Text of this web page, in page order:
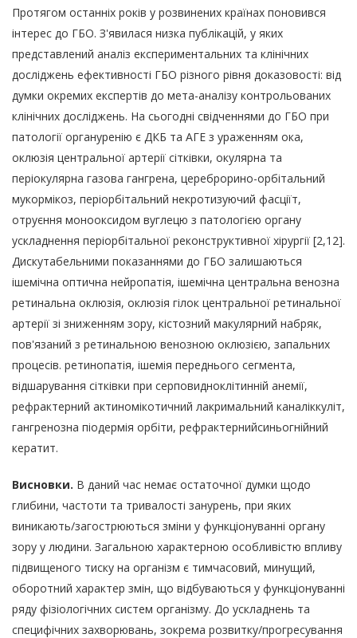
Протягом останніх років у розвинених країнах поновився
інтерес до ГБО. З'явилася низка публікацій, у яких
представлений аналіз експериментальних та клінічних
досліджень ефективності ГБО різного рівня доказовості: від
думки окремих експертів до мета-аналізу контрольованих
клінічних досліджень. На сьогодні свідченнями до ГБО при
патології органуренію є ДКБ та АГЕ з ураженням ока,
оклюзія центральної артерії сітківки, окулярна та
періокулярна газова гангрена, цереброрино-орбітальний
мукормікоз, періорбітальний некротизуючий фасціїт,
отруєння монооксидом вуглецю з патологією органу
ускладнення періорбітальної реконструктивної хірургії [2,12].
Дискутабельними показаннями до ГБО залишаються
ішемічна оптична нейропатія, ішемічна центральна венозна
ретинальна оклюзія, оклюзія гілок центральної ретинальної
артерії зі зниженням зору, кістозний макулярний набряк,
пов'язаний з ретинальною венозною оклюзією, запальних
процесів. ретинопатія, ішемія переднього сегмента,
відшарування сітківки при серповидноклітинній анемії,
рефрактерний актиномікотичний лакримальний каналіккуліт,
гангренозна піодермія орбіти, рефрактернийсиньогнійний
кератит.
Висновки. В даний час немає остаточної думки щодо
глибини, частоти та тривалості занурень, при яких
виникають/загострюються зміни у функціонуванні органу
зору у людини. Загальною характерною особливістю впливу
підвищеного тиску на організм є тимчасовий, минущий,
оборотний характер змін, що відбуваються у функціонуванні
ряду фізіологічних систем організму. До ускладнень та
специфічних захворювань, зокрема розвитку/прогресування